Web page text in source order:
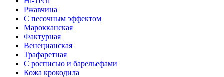
Ржавчина
С песочным эффектом
Марокканская
Фактурная
Венецианская
Трафаретная
С росписью и барельефами
Кожа крокодила